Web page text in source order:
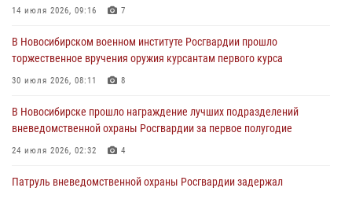
Росгвардии провели занятия по беспарашютному десантированию
В Новосибирске военнослужащие Росгвардии почтили память детей
– жертв войны в Донбассе
14 июля 2026, 09:16 7
В Новосибирском военном институте Росгвардии прошло
торжественное вручения оружия курсантам первого курса
30 июля 2026, 08:11 8
В Новосибирске прошло награждение лучших подразделений
вневедомственной охраны Росгвардии за первое полугодие
24 июля 2026, 02:32 4
Патруль вневедомственной охраны Росгвардии задержал